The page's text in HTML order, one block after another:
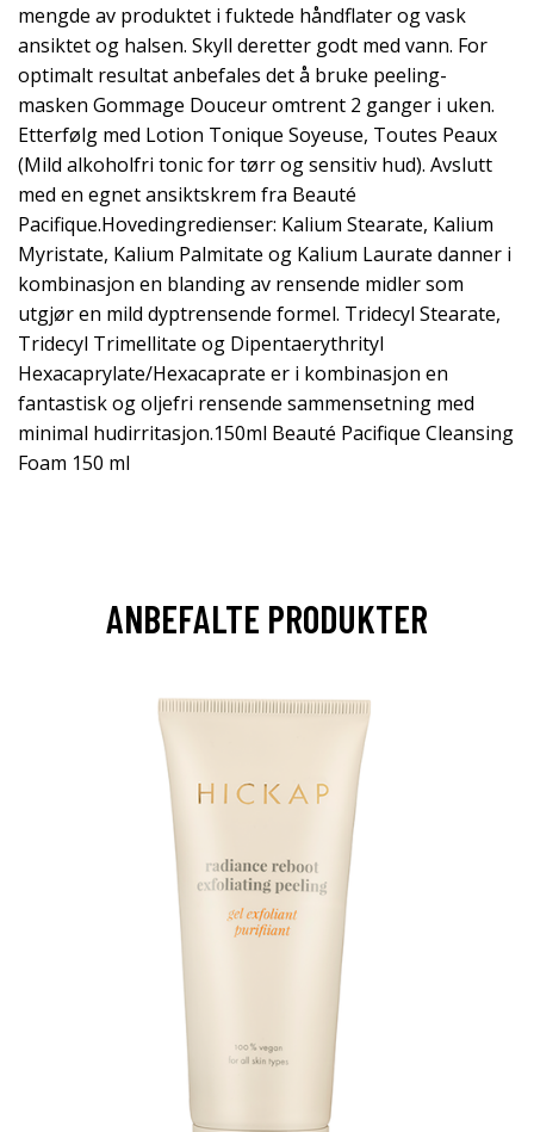
mengde av produktet i fuktede håndflater og vask
ansiktet og halsen. Skyll deretter godt med vann. For
optimalt resultat anbefales det å bruke peeling-
masken Gommage Douceur omtrent 2 ganger i uken.
Etterfølg med Lotion Tonique Soyeuse, Toutes Peaux
(Mild alkoholfri tonic for tørr og sensitiv hud). Avslutt
med en egnet ansiktskrem fra Beauté
Pacifique.Hovedingredienser: Kalium Stearate, Kalium
Myristate, Kalium Palmitate og Kalium Laurate danner i
kombinasjon en blanding av rensende midler som
utgjør en mild dyptrensende formel. Tridecyl Stearate,
Tridecyl Trimellitate og Dipentaerythrityl
Hexacaprylate/Hexacaprate er i kombinasjon en
fantastisk og oljefri rensende sammensetning med
minimal hudirritasjon.150ml Beauté Pacifique Cleansing
Foam 150 ml
ANBEFALTE PRODUKTER